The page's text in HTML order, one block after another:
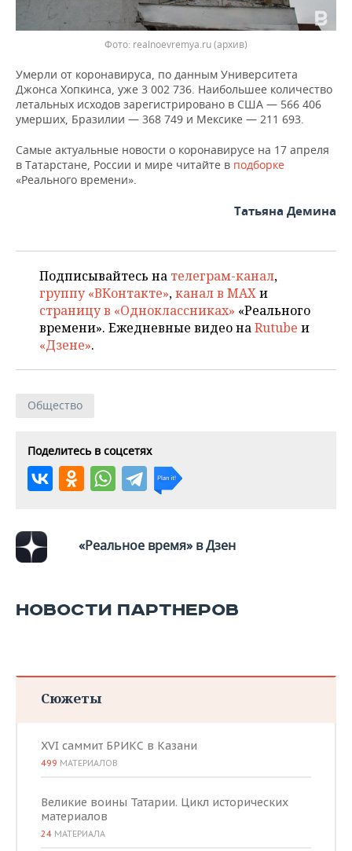
Фото: realnoevremya.ru (архив)
Умерли от коронавируса, по данным Университета
Джонса Хопкинса, уже 3 002 736. Наибольшее количество
летальных исходов зарегистрировано в США — 566 406
умерших, Бразилии — 368 749 и Мексике — 211 693.
Самые актуальные новости о коронавирусе на 17 апреля
в Татарстане, России и мире читайте в подборке
«Реального времени».
Татьяна Демина
Подписывайтесь на телеграм-канал,
группу «ВКонтакте»,канал в MAXи
страницу в «Одноклассниках» «Реального
времени». Ежедневные видео наRutube и
«Дзене».
Общество
Поделитесь в соцсетях
«Реальное время» в Дзен
НОВОСТИ ПАРТНЕРОВ
Сюжеты
XVI саммит БРИКС в Казани
499 МАТЕРИАЛОВ
Великие воины Татарии. Цикл исторических
материалов
24 МАТЕРИАЛА